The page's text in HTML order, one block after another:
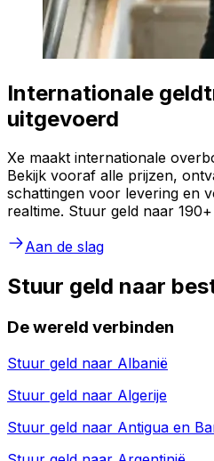
Internationale
uitgevoerd
Xe maakt internationale
Bekijk vooraf alle prijzen,
schattingen voor levering en
realtime. Stuur geld naar
Aan de slag
Stuur geld naar
De wereld verbinden
Stuur geld naar Albanië
Stuur geld naar Algerije
Stuur geld naar Antigua en